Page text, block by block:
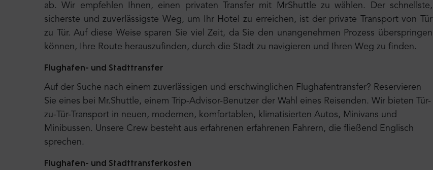
ab. Wir empfehlen Ihnen, einen privaten Transfer mit MrShuttle zu wählen. Der schnellste,
sicherste und zuverlässigste Weg, um Ihr Hotel zu erreichen, ist der private Transport von Tür
zu Tür. Auf diese Weise sparen Sie viel Zeit, da Sie den unangenehmen Prozess überspringen
können, Ihre Route herauszufinden, durch die Stadt zu navigieren und Ihren Weg zu finden.
Flughafen- und Stadttransfer
Auf der Suche nach einem zuverlässigen und erschwinglichen Flughafentransfer? Reservieren
Sie eines bei Mr.Shuttle, einem Trip-Advisor-Benutzer der Wahl eines Reisenden. Wir bieten Tür-
zu-Tür-Transport in neuen, modernen, komfortablen, klimatisierten Autos, Minivans und
Minibussen. Unsere Crew besteht aus erfahrenen erfahrenen Fahrern, die fließend Englisch
sprechen.
Flughafen- und Stadttransferkosten